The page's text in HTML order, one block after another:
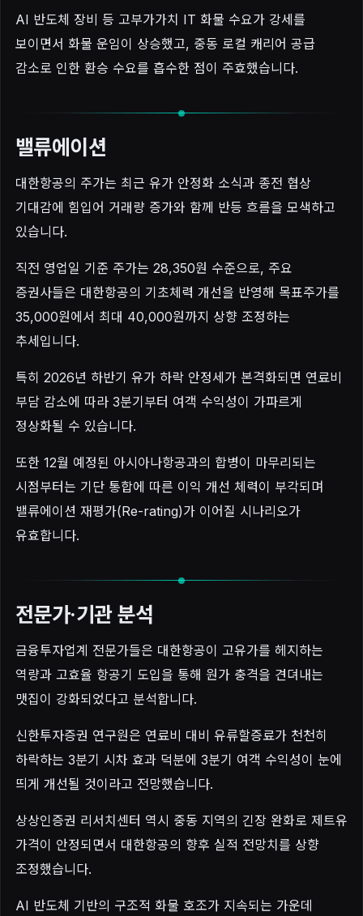
AI 반도체 장비 등 고부가가치 IT 화물 수요가 강세를
보이면서 화물 운임이 상승했고, 중동 로컬 캐리어 공급
감소로 인한 환승 수요를 흡수한 점이 주효했습니다.
밸류에이션
대한항공의 주가는 최근 유가 안정화 소식과 종전 협상
기대감에 힘입어 거래량 증가와 함께 반등 흐름을 모색하고
있습니다.
직전 영업일 기준 주가는 28,350원 수준으로, 주요
증권사들은 대한항공의 기초체력 개선을 반영해 목표주가를
35,000원에서 최대 40,000원까지 상향 조정하는
추세입니다.
특히 2026년 하반기 유가 하락 안정세가 본격화되면 연료비
부담 감소에 따라 3분기부터 여객 수익성이 가파르게
정상화될 수 있습니다.
또한 12월 예정된 아시아나항공과의 합병이 마무리되는
시점부터는 기단 통합에 따른 이익 개선 체력이 부각되며
밸류에이션 재평가(Re-rating)가 이어질 시나리오가
유효합니다.
전문가·기관 분석
금융투자업계 전문가들은 대한항공이 고유가를 헤지하는
역량과 고효율 항공기 도입을 통해 원가 충격을 견뎌내는
맷집이 강화되었다고 분석합니다.
신한투자증권 연구원은 연료비 대비 유류할증료가 천천히
하락하는 3분기 시차 효과 덕분에 3분기 여객 수익성이 눈에
띄게 개선될 것이라고 전망했습니다.
상상인증권 리서치센터 역시 중동 지역의 긴장 완화로 제트유
가격이 안정되면서 대한항공의 향후 실적 전망치를 상향
조정했습니다.
AI 반도체 기반의 구조적 화물 호조가 지속되는 가운데